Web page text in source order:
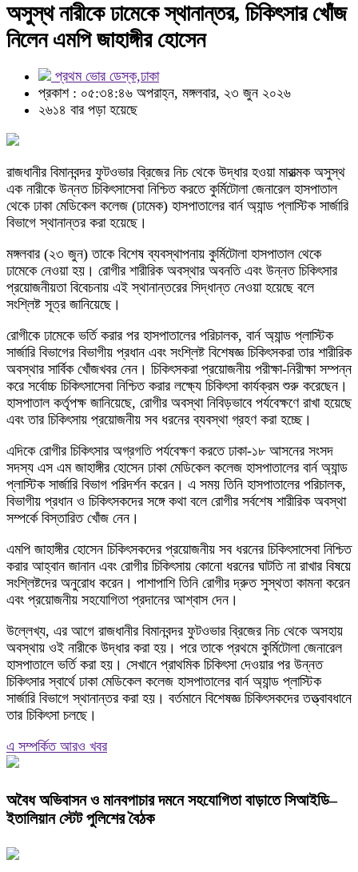
অসুস্থ নারীকে ঢামেকে স্থানান্তর, চিকিৎসার খোঁজ
নিলেন এমপি জাহাঙ্গীর হোসেন
প্রথম ভোর ডেস্ক,ঢাকা
প্রকাশ : ০৫:৩৪:৪৬ অপরাহ্ন, মঙ্গলবার, ২৩ জুন ২০২৬
২৬১৪ বার পড়া হয়েছে
রাজধানীর বিমানবন্দর ফুটওভার ব্রিজের নিচ থেকে উদ্ধার হওয়া মারাত্মক অসুস্থ
এক নারীকে উন্নত চিকিৎসাসেবা নিশ্চিত করতে কুর্মিটোলা জেনারেল হাসপাতাল
থেকে ঢাকা মেডিকেল কলেজ (ঢামেক) হাসপাতালের বার্ন অ্যান্ড প্লাস্টিক সার্জারি
বিভাগে স্থানান্তর করা হয়েছে।
মঙ্গলবার (২৩ জুন) তাকে বিশেষ ব্যবস্থাপনায় কুর্মিটোলা হাসপাতাল থেকে
ঢামেকে নেওয়া হয়। রোগীর শারীরিক অবস্থার অবনতি এবং উন্নত চিকিৎসার
প্রয়োজনীয়তা বিবেচনায় এই স্থানান্তরের সিদ্ধান্ত নেওয়া হয়েছে বলে
সংশ্লিষ্ট সূত্র জানিয়েছে।
রোগীকে ঢামেকে ভর্তি করার পর হাসপাতালের পরিচালক, বার্ন অ্যান্ড প্লাস্টিক
সার্জারি বিভাগের বিভাগীয় প্রধান এবং সংশ্লিষ্ট বিশেষজ্ঞ চিকিৎসকরা তার শারীরিক
অবস্থার সার্বিক খোঁজখবর নেন। চিকিৎসকরা প্রয়োজনীয় পরীক্ষা-নিরীক্ষা সম্পন্ন
করে সর্বোচ্চ চিকিৎসাসেবা নিশ্চিত করার লক্ষ্যে চিকিৎসা কার্যক্রম শুরু করেছেন।
হাসপাতাল কর্তৃপক্ষ জানিয়েছে, রোগীর অবস্থা নিবিড়ভাবে পর্যবেক্ষণে রাখা হয়েছে
এবং তার চিকিৎসায় প্রয়োজনীয় সব ধরনের ব্যবস্থা গ্রহণ করা হচ্ছে।
এদিকে রোগীর চিকিৎসার অগ্রগতি পর্যবেক্ষণ করতে ঢাকা-১৮ আসনের সংসদ
সদস্য এস এম জাহাঙ্গীর হোসেন ঢাকা মেডিকেল কলেজ হাসপাতালের বার্ন অ্যান্ড
প্লাস্টিক সার্জারি বিভাগ পরিদর্শন করেন। এ সময় তিনি হাসপাতালের পরিচালক,
বিভাগীয় প্রধান ও চিকিৎসকদের সঙ্গে কথা বলে রোগীর সর্বশেষ শারীরিক অবস্থা
সম্পর্কে বিস্তারিত খোঁজ নেন।
এমপি জাহাঙ্গীর হোসেন চিকিৎসকদের প্রয়োজনীয় সব ধরনের চিকিৎসাসেবা নিশ্চিত
করার আহ্বান জানান এবং রোগীর চিকিৎসায় কোনো ধরনের ঘাটতি না রাখার বিষয়ে
সংশ্লিষ্টদের অনুরোধ করেন। পাশাপাশি তিনি রোগীর দ্রুত সুস্থতা কামনা করেন
এবং প্রয়োজনীয় সহযোগিতা প্রদানের আশ্বাস দেন।
উল্লেখ্য, এর আগে রাজধানীর বিমানবন্দর ফুটওভার ব্রিজের নিচ থেকে অসহায়
অবস্থায় ওই নারীকে উদ্ধার করা হয়। পরে তাকে প্রথমে কুর্মিটোলা জেনারেল
হাসপাতালে ভর্তি করা হয়। সেখানে প্রাথমিক চিকিৎসা দেওয়ার পর উন্নত
চিকিৎসার স্বার্থে ঢাকা মেডিকেল কলেজ হাসপাতালের বার্ন অ্যান্ড প্লাস্টিক
সার্জারি বিভাগে স্থানান্তর করা হয়। বর্তমানে বিশেষজ্ঞ চিকিৎসকদের তত্ত্বাবধানে
তার চিকিৎসা চলছে।
এ সম্পর্কিত আরও খবর
অবৈধ অভিবাসন ও মানবপাচার দমনে সহযোগিতা বাড়াতে সিআইডি–
ইতালিয়ান স্টেট পুলিশের বৈঠক